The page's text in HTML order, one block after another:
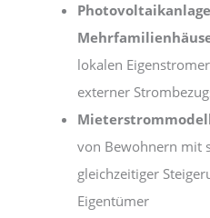
lokalen
externer
von Bewohnern mit
gleichzeitiger
Eigentümer